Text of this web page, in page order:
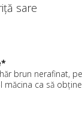
sare
brun nerafinat,
măcina ca să